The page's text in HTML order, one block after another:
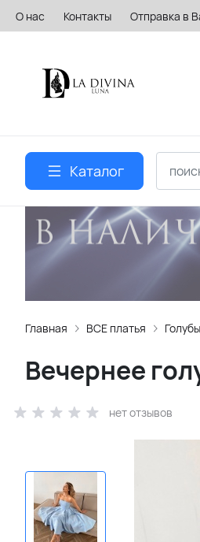
О нас Контакты Отправка в
Каталог
Главная ВСЕ платья
Вечернее
нет отзывов